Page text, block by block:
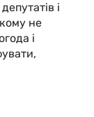
і
не
і